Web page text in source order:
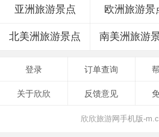
亚洲旅游景点 欧洲旅游景
北美洲旅游景点 南美洲旅游
登录 订单查询
关于欣欣 反馈意见
欣欣旅游网手机版-